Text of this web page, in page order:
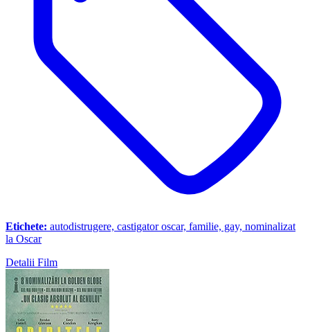
Etichete: autodistrugere, castigator oscar, familie, gay, nominalizat
la Oscar
Detalii Film